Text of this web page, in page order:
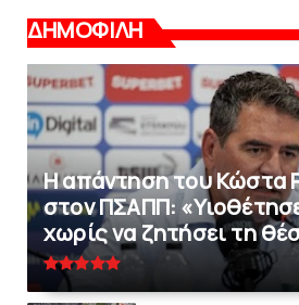
ΔΗΜΟΦΙΛΗ
Η απάντηση του Κώστα
στον ΠΣΑΠΠ:
χωρίς να ζητήσει τη